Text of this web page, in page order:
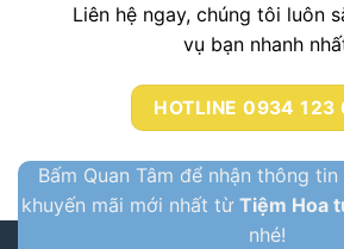
Liên hệ ngay, chúng tôi luôn
vụ bạn nhanh
HOTLINE 0934 123
Bấm Quan Tâm để nhận thông
khuyến mãi mới nhất từ Tiệm Hoa
nhé!